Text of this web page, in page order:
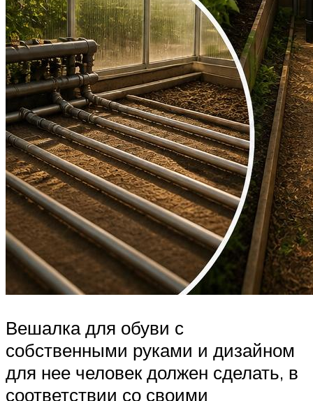
Вешалка для обуви с
собственными руками и дизайном
для нее человек должен сделать, в
соответствии со своими